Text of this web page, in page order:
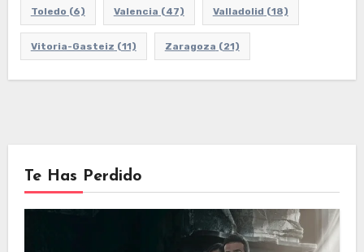
Toledo (6) Valencia (47) Valladolid (18)
Vitoria-Gasteiz (11) Zaragoza (21)
Te Has Perdido